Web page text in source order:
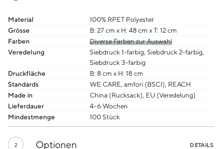
Material
100% RPET Polyester
Grösse
B: 27 cm x H: 48 cm x T: 12 cm
Farben
Diverse Farben zur Auswahl
Veredelung
Siebdruck 1-farbig, Siebdruck 2-farbig,
Siebdruck 3-farbig
Druckfläche
B: 8 cm x H: 18 cm
Standards
WE CARE, amfori (BSCI), REACH
Made in
China (Rucksack), EU (Veredelung)
Lieferdauer
4–6 Wochen
Mindestmenge
100 Stück
2 Optionen DETAILS